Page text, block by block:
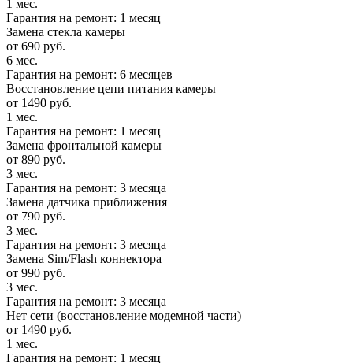
1 мес.
Гарантия на ремонт: 1 месяц
Замена стекла камеры
от 690 руб.
6 мес.
Гарантия на ремонт: 6 месяцев
Восстановление цепи питания камеры
от 1490 руб.
1 мес.
Гарантия на ремонт: 1 месяц
Замена фронтальной камеры
от 890 руб.
3 мес.
Гарантия на ремонт: 3 месяца
Замена датчика приближения
от 790 руб.
3 мес.
Гарантия на ремонт: 3 месяца
Замена Sim/Flash коннектора
от 990 руб.
3 мес.
Гарантия на ремонт: 3 месяца
Нет сети (восстановление модемной части)
от 1490 руб.
1 мес.
Гарантия на ремонт: 1 месяц